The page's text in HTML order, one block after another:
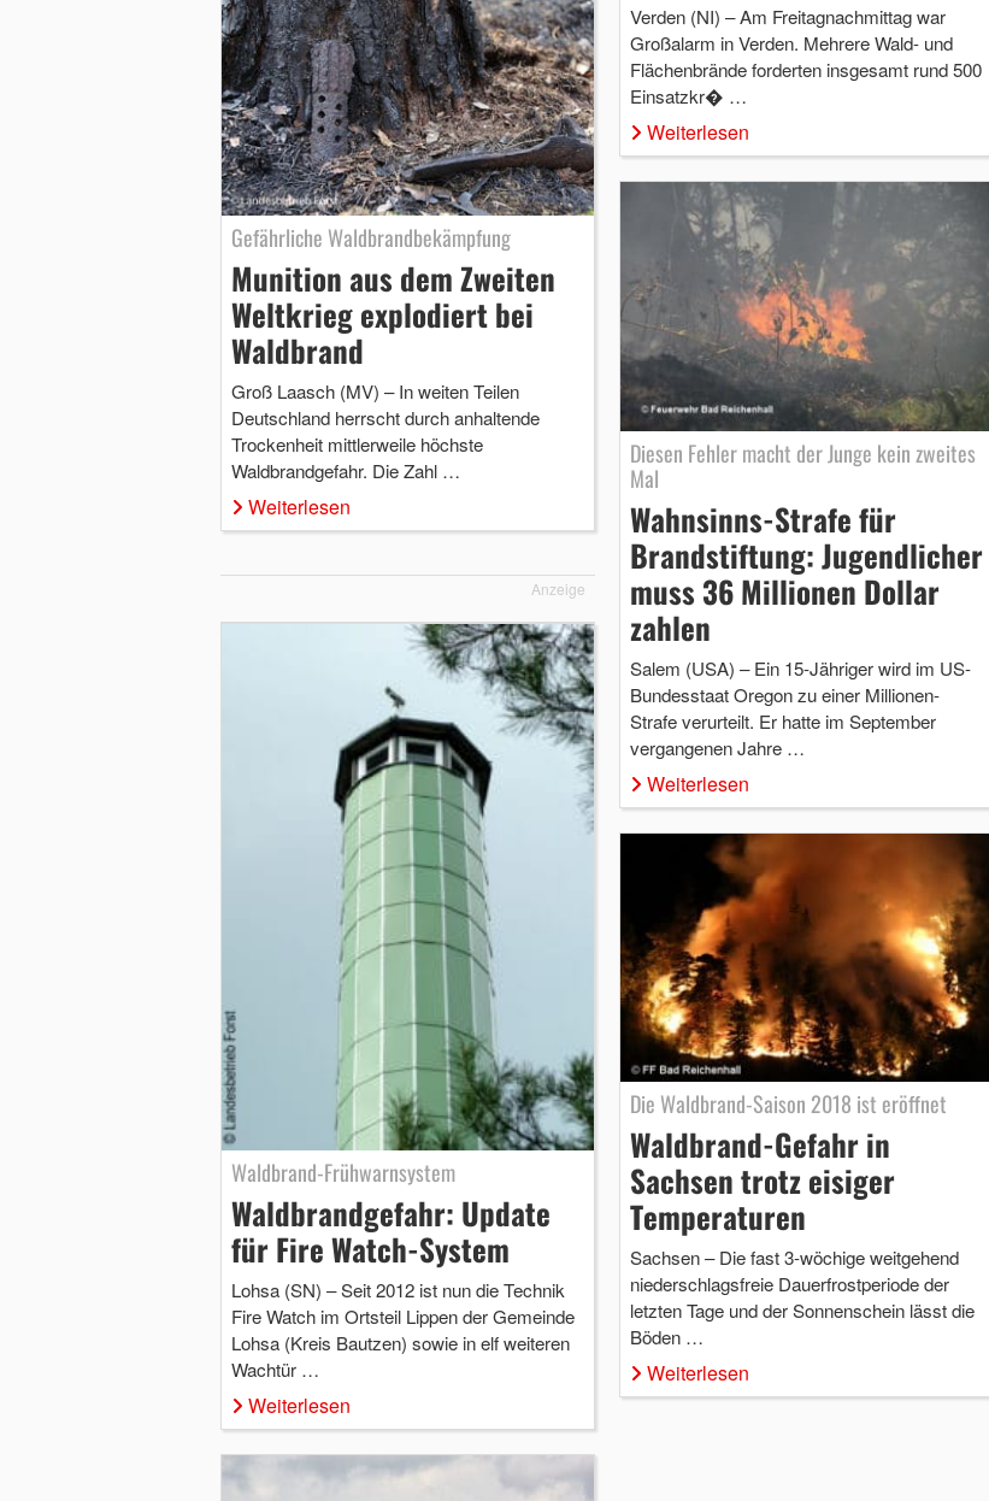
Gefährliche Waldbrandbekämpfung
Munition aus dem Zweiten
Weltkrieg explodiert bei
Waldbrand
Groß Laasch (MV) – In weiten Teilen
Deutschland herrscht durch anhaltende
Trockenheit mittlerweile höchste
Waldbrandgefahr. Die Zahl …
Weiterlesen
Verden (NI) – Am Freitagnachmittag war
Großalarm in Verden. Mehrere Wald- und
Flächenbrände forderten insgesamt rund 500
Einsatzkr� …
Weiterlesen
Anzeige
Diesen Fehler macht der Junge kein zweites
Mal
Wahnsinns-Strafe für
Brandstiftung: Jugendlicher
muss 36 Millionen Dollar
zahlen
Salem (USA) – Ein 15-Jähriger wird im US-
Bundesstaat Oregon zu einer Millionen-
Strafe verurteilt. Er hatte im September
vergangenen Jahre …
Weiterlesen
Waldbrand-Frühwarnsystem
Waldbrandgefahr: Update
für Fire Watch-System
Lohsa (SN) – Seit 2012 ist nun die Technik
Fire Watch im Ortsteil Lippen der Gemeinde
Lohsa (Kreis Bautzen) sowie in elf weiteren
Wachtür …
Weiterlesen
Die Waldbrand-Saison 2018 ist eröffnet
Waldbrand-Gefahr in
Sachsen trotz eisiger
Temperaturen
Sachsen – Die fast 3-wöchige weitgehend
niederschlagsfreie Dauerfrostperiode der
letzten Tage und der Sonnenschein lässt die
Böden …
Weiterlesen